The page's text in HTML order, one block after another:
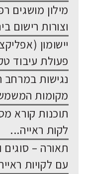
מילון מושגים
וצורות רישום
פעולת עיבוד
נגישות במרחב
מקומות
תוכנות קורא
לקות ראייה...
תאורה –
עם לקויות